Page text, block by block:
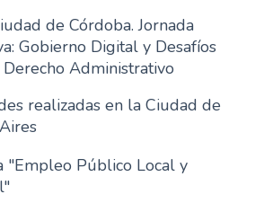
de Córdoba. Jornada
Gobierno Digital y Desafíos
Administrativo
realizadas en la Ciudad de
"Empleo Público Local y